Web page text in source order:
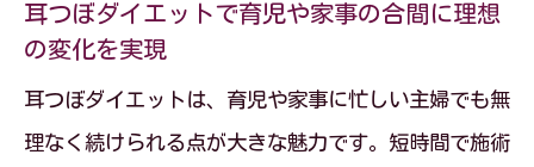
耳つぼダイエットで育児や家事の合間に理想
の変化を実現
耳つぼダイエットは、育児や家事に忙しい主婦でも無
理なく続けられる点が大きな魅力です。短時間で施術